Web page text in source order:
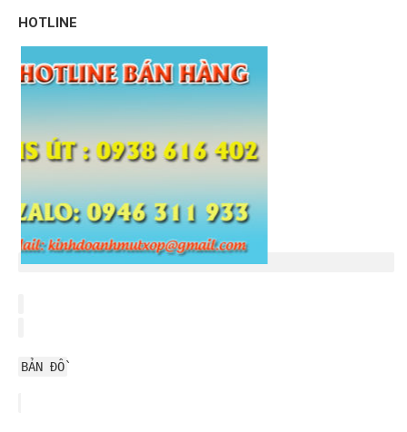
HOTLINE
BẢN ĐỒ